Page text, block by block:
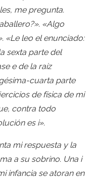
me pregunta.
«Algo
«Le leo el enunciado:
sexta parte del
e de la raíz
cuarta parte
de física de mi
contra todo
es i».
mi respuesta y la
a su sobrino. Una i
infancia se atoran en